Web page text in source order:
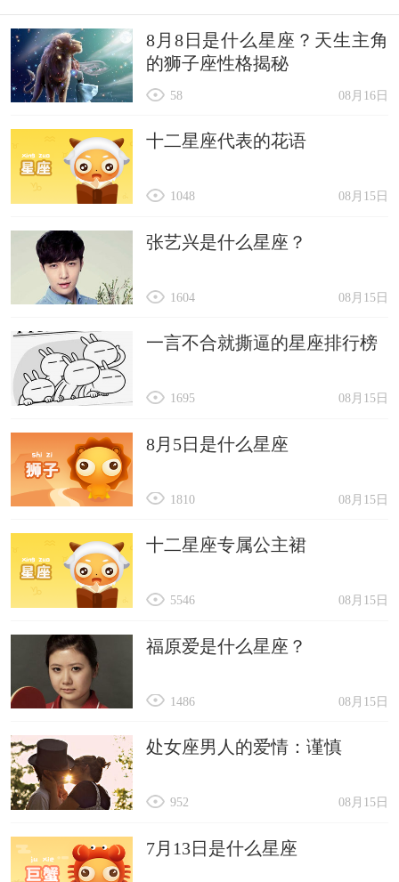
8月8日是什么星座？天生主角
的狮子座性格揭秘
08月16日
58
十二星座代表的花语
08月15日
1048
张艺兴是什么星座？
08月15日
1604
一言不合就撕逼的星座排行榜
08月15日
1695
8月5日是什么星座
08月15日
1810
十二星座专属公主裙
08月15日
5546
福原爱是什么星座？
08月15日
1486
处女座男人的爱情：谨慎
08月15日
952
7月13日是什么星座